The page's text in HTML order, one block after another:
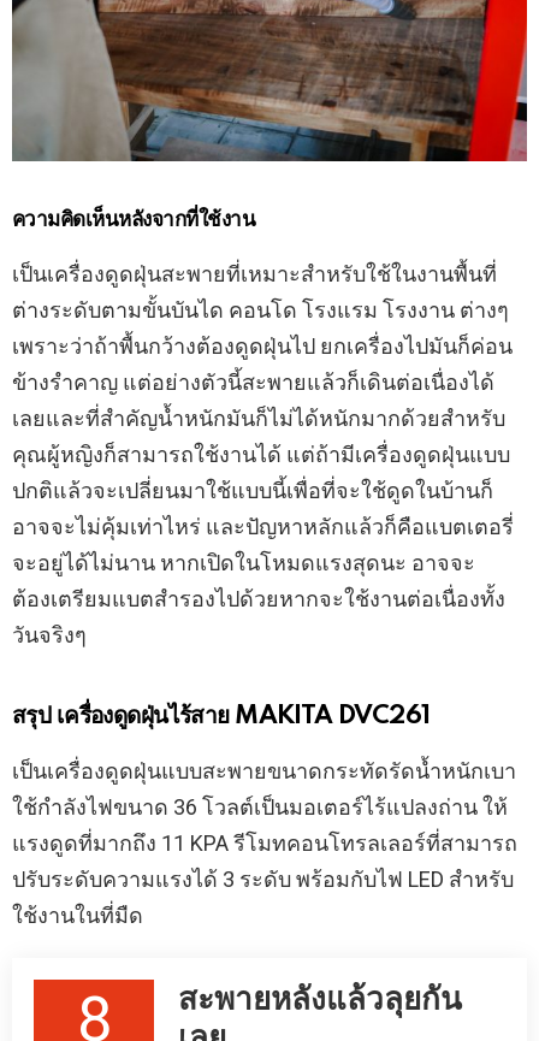
ความคิดเห็นหลังจากที่ใช้งาน
เป็นเครื่องดูดฝุ่นสะพายที่เหมาะสำหรับใช้ในงานพื้นที่
ต่างระดับตามขั้นบันได คอนโด โรงแรม โรงงาน ต่างๆ
เพราะว่าถ้าพื้นกว้างต้องดูดฝุ่นไป ยกเครื่องไปมันก็ค่อน
ข้างรำคาญ แต่อย่างตัวนี้สะพายแล้วก็เดินต่อเนื่องได้
เลยและที่สำคัญน้ำหนักมันก็ไม่ได้หนักมากด้วยสำหรับ
คุณผู้หญิงก็สามารถใช้งานได้ แต่ถ้ามีเครื่องดูดฝุ่นแบบ
ปกติแล้วจะเปลี่ยนมาใช้แบบนี้เพื่อที่จะใช้ดูดในบ้านก็
อาจจะไม่คุ้มเท่าไหร่ และปัญหาหลักแล้วก็คือแบตเตอรี่
จะอยู่ได้ไม่นาน หากเปิดในโหมดแรงสุดนะ อาจจะ
ต้องเตรียมแบตสำรองไปด้วยหากจะใช้งานต่อเนื่องทั้ง
วันจริงๆ
สรุป เครื่องดูดฝุ่นไร้สาย MAKITA DVC261
เป็นเครื่องดูดฝุ่นแบบสะพายขนาดกระทัดรัดน้ำหนักเบา
ใช้กำลังไฟขนาด 36 โวลต์เป็นมอเตอร์ไร้แปลงถ่าน ให้
แรงดูดที่มากถึง 11 KPA รีโมทคอนโทรลเลอร์ที่สามารถ
ปรับระดับความแรงได้ 3 ระดับ พร้อมกับไฟ LED สำหรับ
ใช้งานในที่มืด
8
สะพายหลังแล้วลุยกัน